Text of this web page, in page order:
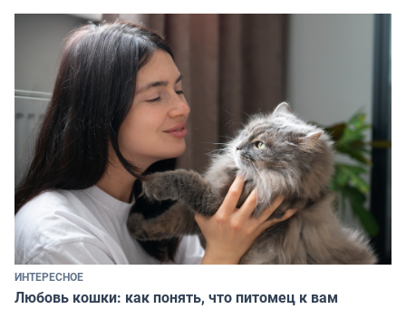
ИНТЕРЕСНОЕ
Любовь кошки: как понять, что питомец к вам